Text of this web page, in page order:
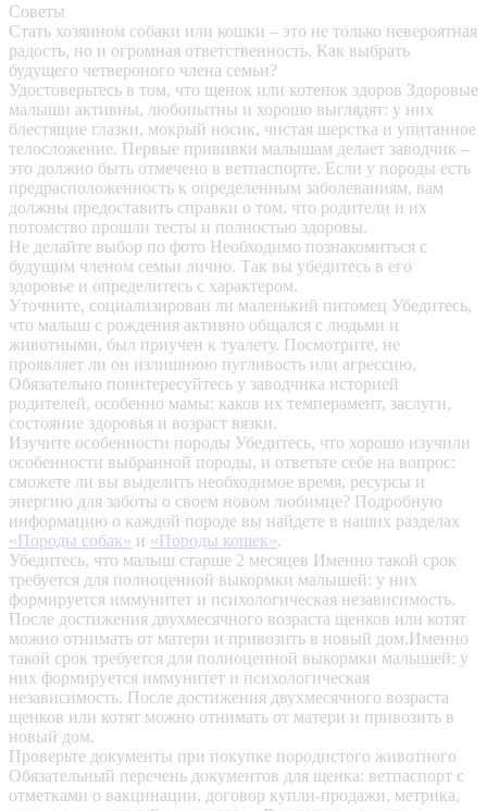
Советы
Стать хозяином собаки или кошки – это не только невероятная
радость, но и огромная ответственность. Как выбрать
будущего четвероного члена семьи?
Удостоверьтесь в том, что щенок или котенок здоров Здоровые
малыши активны, любопытны и хорошо выглядят: у них
блестящие глазки, мокрый носик, чистая шерстка и упитанное
телосложение. Первые прививки малышам делает заводчик –
это должно быть отмечено в ветпаспорте. Если у породы есть
предрасположенность к определенным заболеваниям, вам
должны предоставить справки о том, что родители и их
потомство прошли тесты и полностью здоровы.
Не делайте выбор по фото Необходимо познакомиться с
будущим членом семьи лично. Так вы убедитесь в его
здоровье и определитесь с характером.
Уточните, социализирован ли маленький питомец Убедитесь,
что малыш с рождения активно общался с людьми и
животными, был приучен к туалету. Посмотрите, не
проявляет ли он излишнюю пугливость или агрессию.
Обязательно поинтересуйтесь у заводчика историей
родителей, особенно мамы: каков их темперамент, заслуги,
состояние здоровья и возраст вязки.
Изучите особенности породы Убедитесь, что хорошо изучили
особенности выбранной породы, и ответьте себе на вопрос:
сможете ли вы выделить необходимое время, ресурсы и
энергию для заботы о своем новом любимце? Подробную
информацию о каждой породе вы найдете в наших разделах
«Породы собак» и «Породы кошек».
Убедитесь, что малыш старше 2 месяцев Именно такой срок
требуется для полноценной выкормки малышей: у них
формируется иммунитет и психологическая независимость.
После достижения двухмесячного возраста щенков или котят
можно отнимать от матери и привозить в новый дом.Именно
такой срок требуется для полноценной выкормки малышей: у
них формируется иммунитет и психологическая
независимость. После достижения двухмесячного возраста
щенков или котят можно отнимать от матери и привозить в
новый дом.
Проверьте документы при покупке породистого животного
Обязательный перечень документов для щенка: ветпаспорт с
отметками о вакцинации, договор купли-продажи, метрика,